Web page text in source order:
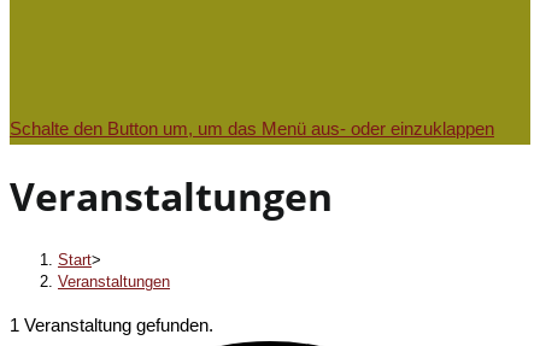
Schalte den Button um, um das Menü aus- oder einzuklappen
Veranstaltungen
Start>
Veranstaltungen
1 Veranstaltung gefunden.